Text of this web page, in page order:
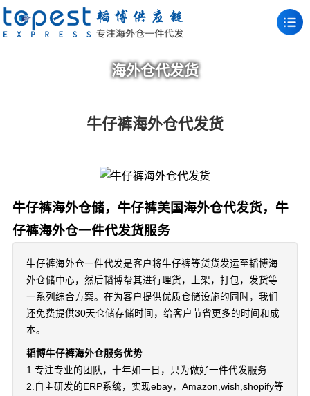
海外仓代发货
牛仔裤海外仓代发货
牛仔裤海外仓储，牛仔裤美国海外仓代发货，牛
仔裤海外仓一件代发货服务
牛仔裤海外仓一件代发是客户将牛仔裤等货货发运至韬博海
外仓储中心，然后韬博帮其进行理货，上架，打包，发货等
一系列综合方案。在为客户提供优质仓储设施的同时，我们
还免费提供30天仓储存储时间，给客户节省更多的时间和成
本。
韬博牛仔裤海外仓服务优势
1.专注专业的团队，十年如一日，只为做好一件代发服务
2.自主研发的ERP系统，实现ebay，Amazon,wish,shopify等